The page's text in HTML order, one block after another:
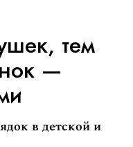
тем
—
в детской и